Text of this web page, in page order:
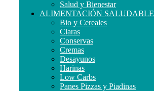
Salud y Bienestar
ALIMENTACIÓN SALUDABLE
Bio y Cereales
Claras
Conservas
Cremas
Desayunos
Harinas
Low Carbs
Panes Pizzas y Piadinas